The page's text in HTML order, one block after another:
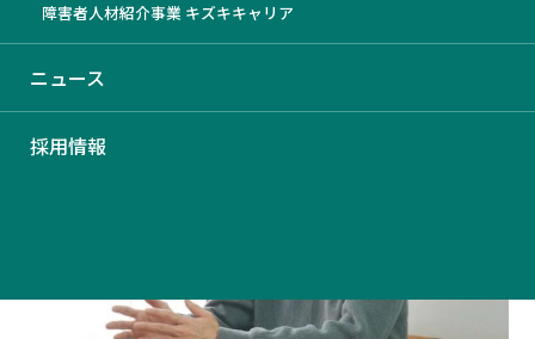
障害者人材紹介事業 キズキキャリア
ニュース
採用情報
2023/5/10